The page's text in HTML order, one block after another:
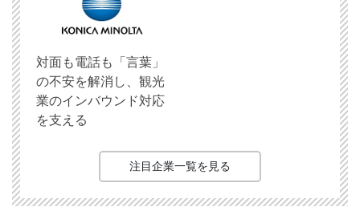
対面も電話も「言葉」
の不安を解消し、観光
業のインバウンド対応
を支える
注目企業一覧を見る